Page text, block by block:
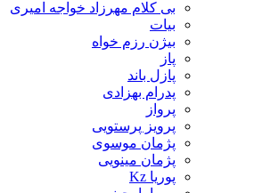
بی کلام مهرزاد خواجه امیری
بیات
بیژن رزم خواه
پاز
پازل باند
پدرام بهزادی
پرواز
پرویز پرستویی
پژمان موسوی
پژمان مینویی
پوریا Kz